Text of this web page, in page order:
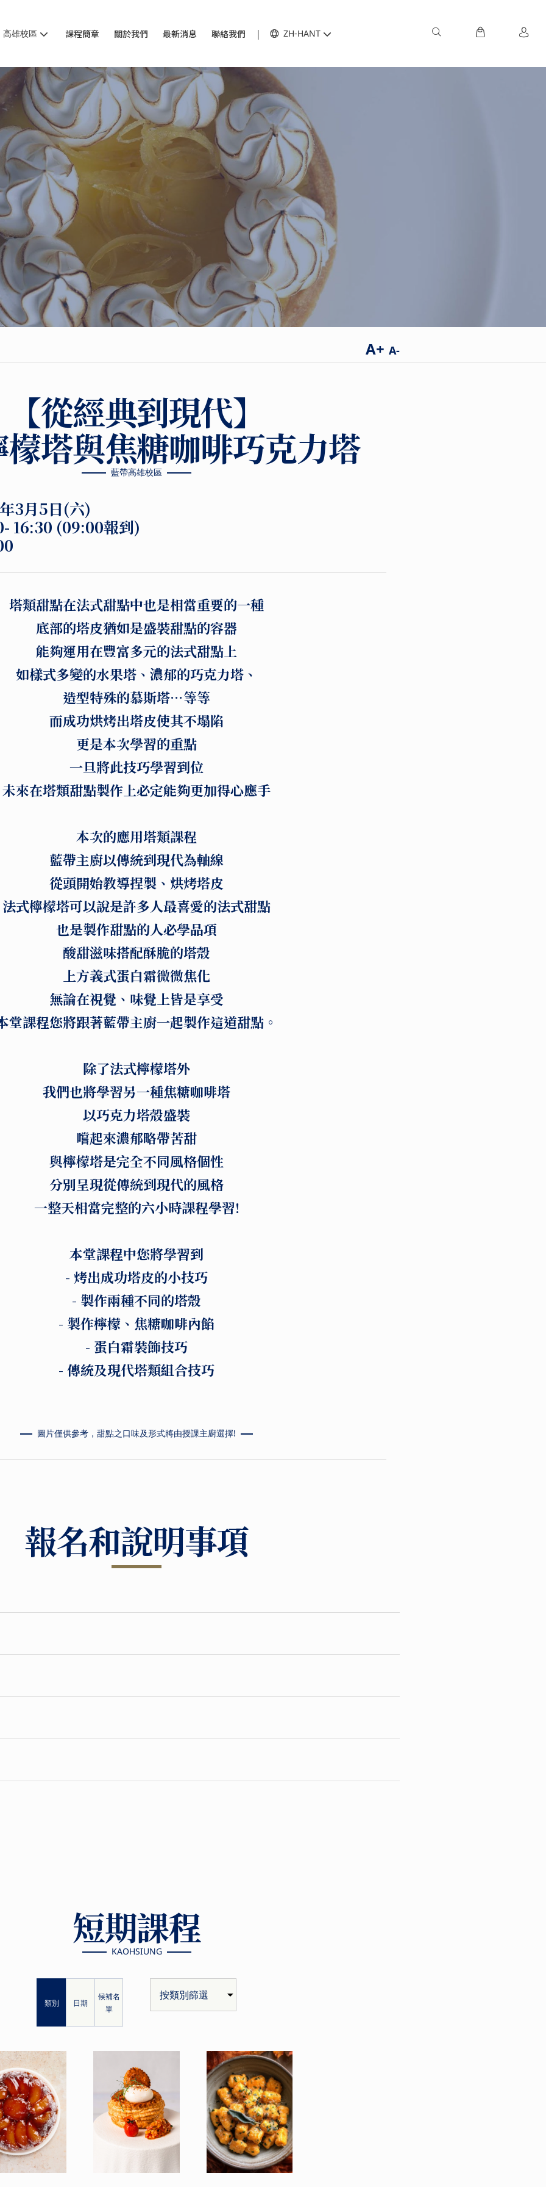
高雄校區 課程簡章 關於我們 最新消息 聯絡我們 ZH-HANT
A+ A-
【從經典到現代】
塔與焦糖咖啡巧克力塔
藍帶高雄校區
3月5日(六)
16:30 (09:00報到)
塔類甜點在法式甜點中也是相當重要的一種
底部的塔皮猶如是盛裝甜點的容器
能夠運用在豐富多元的法式甜點上
如樣式多變的水果塔、濃郁的巧克力塔、
造型特殊的慕斯塔…等等
而成功烘烤出塔皮使其不塌陷
更是本次學習的重點
一旦將此技巧學習到位
未來在塔類甜點製作上必定能夠更加得心應手
本次的應用塔類課程
藍帶主廚以傳統到現代為軸線
從頭開始教導捏製、烘烤塔皮
法式檸檬塔可以說是許多人最喜愛的法式甜點
也是製作甜點的人必學品項
酸甜滋味搭配酥脆的塔殼
上方義式蛋白霜微微焦化
無論在視覺、味覺上皆是享受
堂課程您將跟著藍帶主廚一起製作這道甜點。
除了法式檸檬塔外
我們也將學習另一種焦糖咖啡塔
以巧克力塔殼盛裝
嚐起來濃郁略帶苦甜
與檸檬塔是完全不同風格個性
分別呈現從傳統到現代的風格
一整天相當完整的六小時課程學習!
本堂課程中您將學習到
- 烤出成功塔皮的小技巧
- 製作兩種不同的塔殼
- 製作檸檬、焦糖咖啡內餡
- 蛋白霜裝飾技巧
- 傳統及現代塔類組合技巧
圖片僅供參考，甜點之口味及形式將由授課主廚選擇!
報名和說明事項
短期課程
KAOHSIUNG
類別 日期
候補名
單